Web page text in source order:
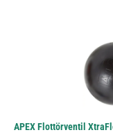
APEX Flottörventil